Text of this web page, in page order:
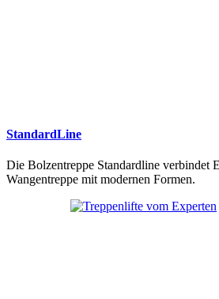
StandardLine
Die Bolzentreppe Standardline verbindet
Wangentreppe mit modernen Formen.